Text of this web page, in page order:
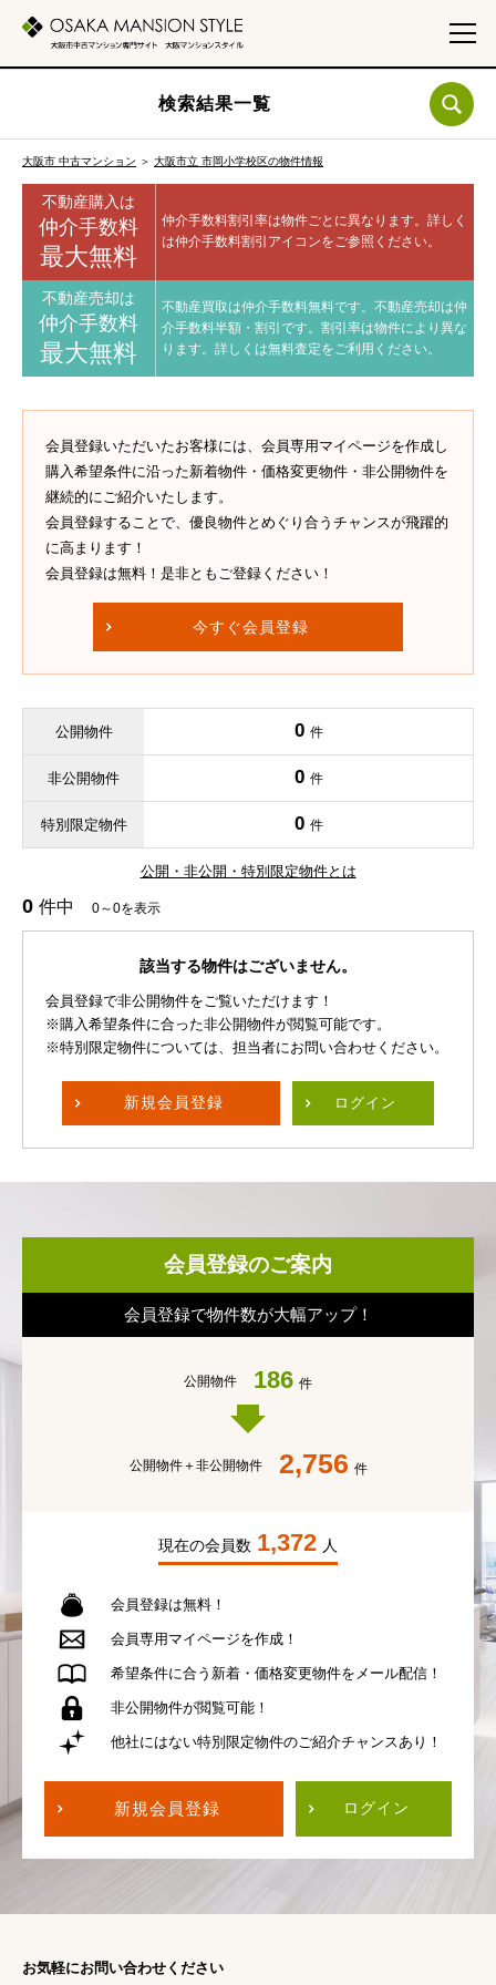
検索結果一覧
大阪市 中古マンション ＞ 大阪市立 市岡小学校区の物件情報
不動産購入は
仲介手数料
最大無料
仲介手数料割引率は物件ごとに異なります。 詳しく
は仲介手数料割引アイコンをご参照ください。
不動産売却は
仲介手数料
最大無料
不動産買取は仲介手数料無料です。 不動産売却は仲
介手数料半額・割引です。 割引率は物件により異な
ります。 詳しくは無料査定をご利用ください。
会員登録いただいたお客様には、会員専用マイページを作成し
購入希望条件に沿った新着物件・価格変更物件・非公開物件を
継続的にご紹介いたします。
会員登録することで、優良物件とめぐり合うチャンスが飛躍的
に高まります！
会員登録は無料！是非ともご登録ください！
今すぐ会員登録
公開物件 0 件
非公開物件 0 件
特別限定物件 0 件
公開・非公開・特別限定物件とは
0 件中 0～0を表示
該当する物件はございません。
会員登録で非公開物件をご覧いただけます！
※購入希望条件に合った非公開物件が閲覧可能です。
※特別限定物件については、担当者にお問い合わせください。
新規会員登録 ログイン
会員登録のご案内
会員登録で物件数が大幅アップ！
公開物件 186 件
公開物件＋非公開物件 2,756 件
現在の会員数 1,372 人
会員登録は無料！
会員専用 マイページを作成！
希望条件に合う 新着・価格変更物件を メール配信！
非公開物件が閲覧可能！
他社にはない特別限定物件のご紹介チャンスあり！
新規会員登録 ログイン
お気軽にお問い合わせください